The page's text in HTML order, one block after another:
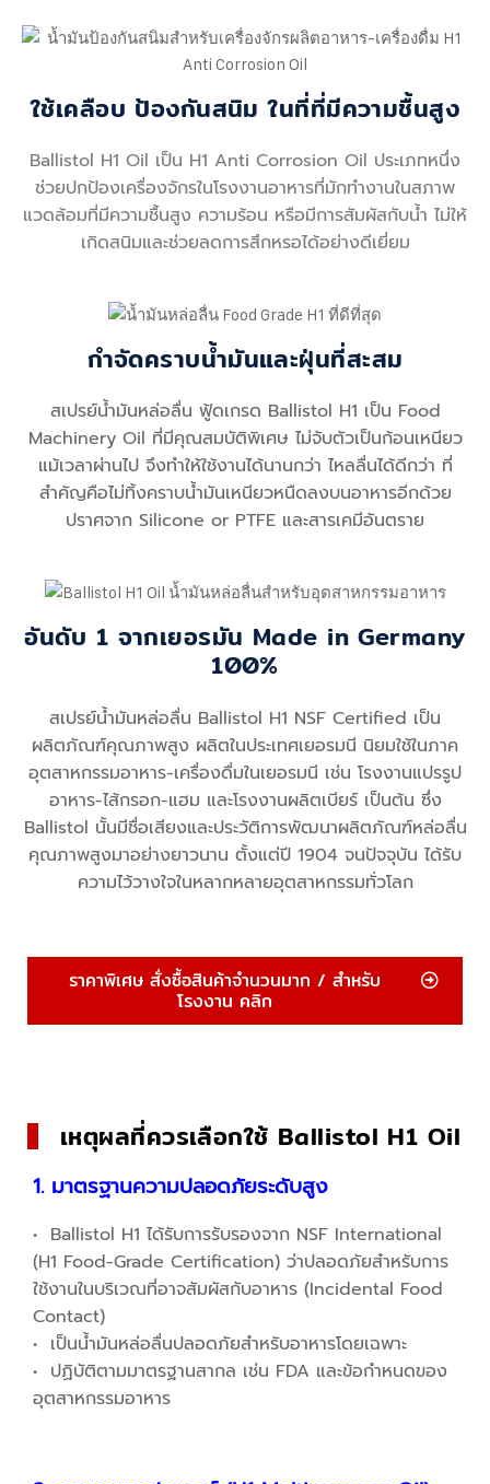
ใช้เคลือบ ป้องกันสนิม ในที่ที่มีความชื้นสูง
Ballistol H1 Oil เป็น H1 Anti Corrosion Oil ประเภทหนึ่ง
ช่วยปกป้องเครื่องจักรในโรงงานอาหารที่มักทำงานในสภาพ
แวดล้อมที่มีความชื้นสูง ความร้อน หรือมีการสัมผัสกับน้ำ ไม่ให้
เกิดสนิมและช่วยลดการสึกหรอได้อย่างดีเยี่ยม
กำจัดคราบน้ำมันและฝุ่นที่สะสม
สเปรย์น้ำมันหล่อลื่น ฟู้ดเกรด Ballistol H1 เป็น Food
Machinery Oil ที่มีคุณสมบัติพิเศษ ไม่จับตัวเป็นก้อนเหนียว
แม้เวลาผ่านไป จึงทำให้ใช้งานได้นานกว่า ไหลลื่นได้ดีกว่า ที่
สำคัญคือไม่ทิ้งคราบน้ำมันเหนียวหนืดลงบนอาหารอีกด้วย
ปราศจาก Silicone or PTFE และสารเคมีอันตราย
อันดับ 1 จากเยอรมัน Made in Germany
100%
สเปรย์น้ำมันหล่อลื่น Ballistol H1 NSF Certified เป็น
ผลิตภัณฑ์คุณภาพสูง ผลิตในประเทศเยอรมนี นิยมใช้ในภาค
อุตสาหกรรมอาหาร-เครื่องดื่มในเยอรมนี เช่น โรงงานแปรรูป
อาหาร-ไส้กรอก-แฮม และโรงงานผลิตเบียร์ เป็นต้น ซึ่ง
Ballistol นั้นมีชื่อเสียงและประวัติการพัฒนาผลิตภัณฑ์หล่อลื่น
คุณภาพสูงมาอย่างยาวนาน ตั้งแต่ปี 1904 จนปัจจุบัน ได้รับ
ความไว้วางใจในหลากหลายอุตสาหกรรมทั่วโลก
ราคาพิเศษ สั่งซื้อสินค้าจำนวนมาก / สำหรับ
โรงงาน คลิก
เหตุผลที่ควรเลือกใช้ Ballistol H1 Oil
1. มาตรฐานความปลอดภัยระดับสูง
• Ballistol H1 ได้รับการรับรองจาก NSF International
(H1 Food-Grade Certification) ว่าปลอดภัยสำหรับการ
ใช้งานในบริเวณที่อาจสัมผัสกับอาหาร (Incidental Food
Contact)
• เป็นน้ำมันหล่อลื่นปลอดภัยสำหรับอาหารโดยเฉพาะ
• ปฏิบัติตามมาตรฐานสากล เช่น FDA และข้อกำหนดของ
อุตสาหกรรมอาหาร